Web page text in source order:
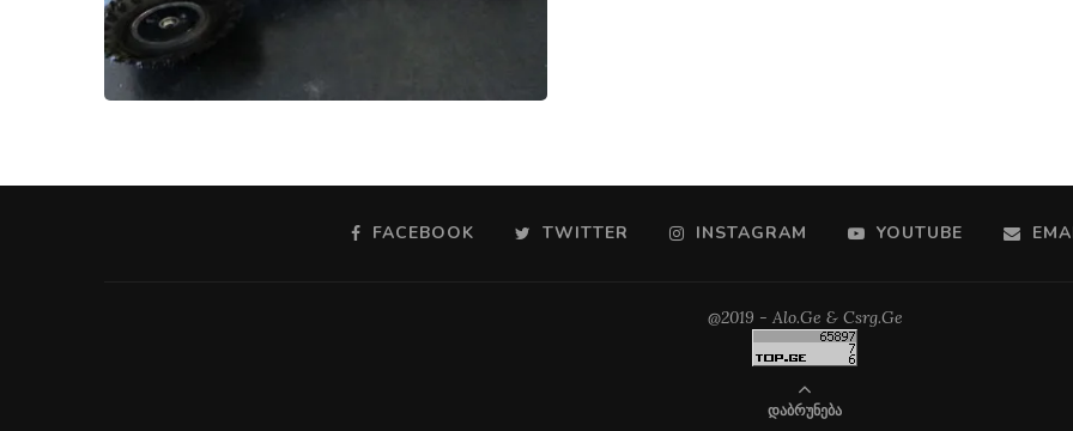
FACEBOOK TWITTER INSTAGRAM YOUTUBE
@2019 - Alo.Ge & Csrg.Ge
ᲓᲐᲑᲠᲣᲜᲔᲑᲐ